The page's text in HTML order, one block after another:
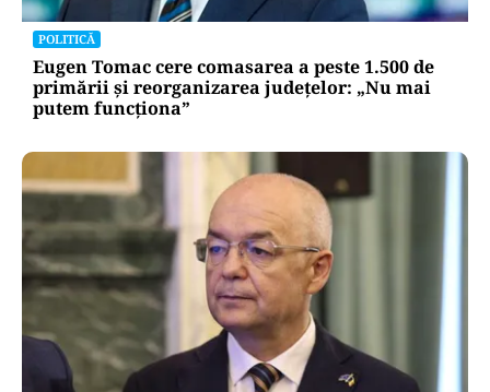
POLITICĂ
Eugen Tomac cere comasarea a peste 1.500 de
primării și reorganizarea județelor: „Nu mai
putem funcționa”